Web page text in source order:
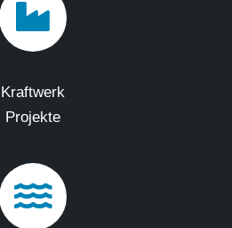
Kraftwerk
Projekte